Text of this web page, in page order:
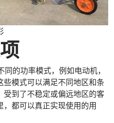
的功率模式，例如电动机，
模式可以满足不同地区和条
到了不稳定或偏远地区的客
都可以真正实现使用的用